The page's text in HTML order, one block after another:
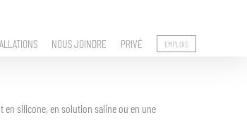
NOUS JOINDRE PRIVÉ EMPLOIS
en silicone, en solution saline ou en une